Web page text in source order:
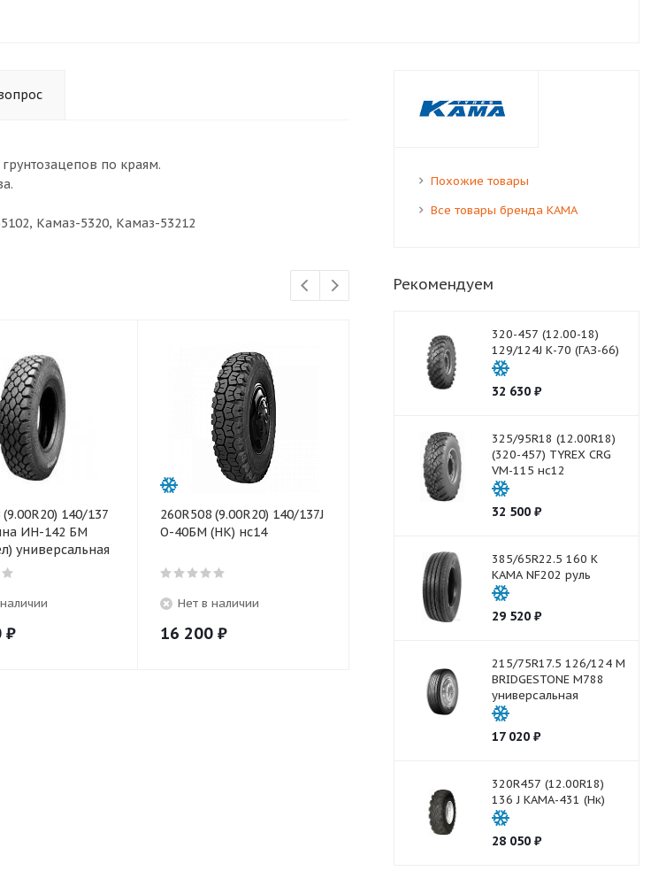
по краям.
Камаз-5320, Камаз-53212
(9.00R20) 140/137
ИН-142 БМ
универсальная
₽
260R508 (9.00R20) 140/137J
О-40БМ (НК) нс14
Нет в наличии
16 200 ₽
260R508 (9.00R20) 140/137J
Нет в наличии
Похожие товары
Все товары бренда КАМА
Рекомендуем
320-457 (12.00-18)
129/124J К-70 (ГАЗ-66)
32 630₽
325/95R18 (12.00R18)
(320-457) TYREX CRG
VM-115 нс12
32 500₽
385/65R22.5 160 K
КАМА NF202 руль
29 520₽
215/75R17.5 126/124 M
BRIDGESTONE M788
универсальная
17 020₽
320R457 (12.00R18)
136 J КАМА-431 (Нк)
28 050₽